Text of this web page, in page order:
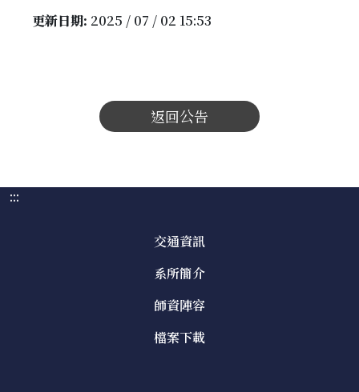
更新日期: 2025 / 07 / 02 15:53
返回公告
:::
交通資訊
系所簡介
師資陣容
檔案下載